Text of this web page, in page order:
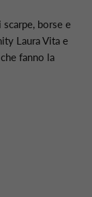
borse e
Laura Vita e
fanno la